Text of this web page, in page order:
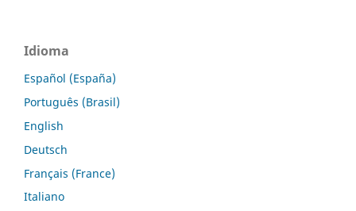
Idioma
Español (España)
Português (Brasil)
English
Deutsch
Français (France)
Italiano